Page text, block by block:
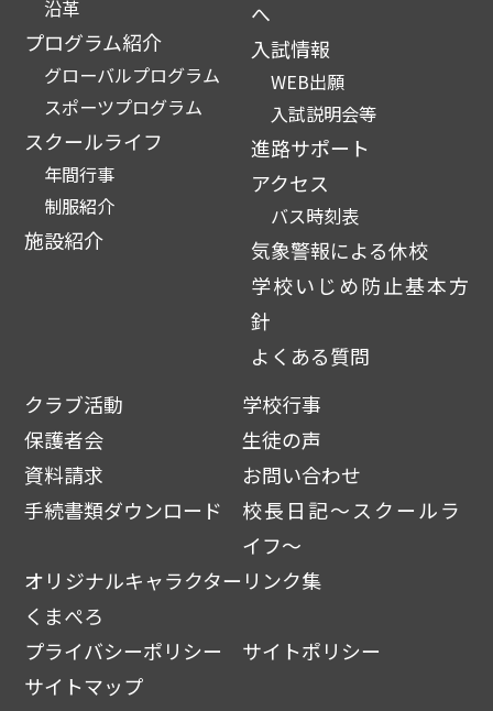
沿革
プログラム紹介
グローバルプログラム
スポーツプログラム
スクールライフ
年間行事
制服紹介
施設紹介
へ
入試情報
WEB出願
入試説明会等
進路サポート
アクセス
バス時刻表
気象警報による休校
学校いじめ防止基本方
針
よくある質問
クラブ活動
学校行事
保護者会
生徒の声
資料請求
お問い合わせ
手続書類ダウンロード
校長日記～スクールラ
イフ～
オリジナルキャラクター
くまぺろ
リンク集
プライバシーポリシー
サイトポリシー
サイトマップ